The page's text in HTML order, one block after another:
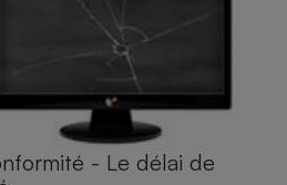
- Le délai de